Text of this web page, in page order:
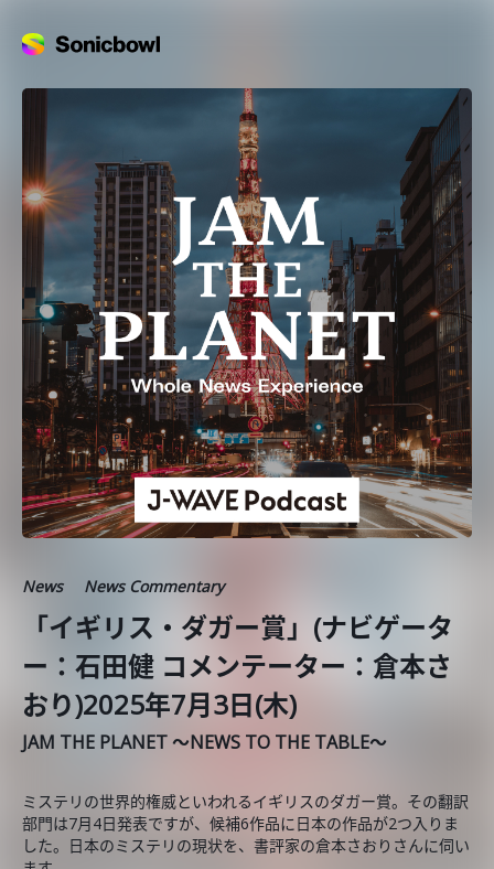
News News Commentary
「イギリス・ダガー賞」(ナビゲータ
ー：石田健 コメンテーター：倉本さ
おり)2025年7月3日(木)
JAM THE PLANET ～NEWS TO THE TABLE～
ミステリの世界的権威といわれるイギリスのダガー賞。その翻訳
部門は7月4日発表ですが、候補6作品に日本の作品が2つ入りま
した。日本のミステリの現状を、書評家の倉本さおりさんに伺い